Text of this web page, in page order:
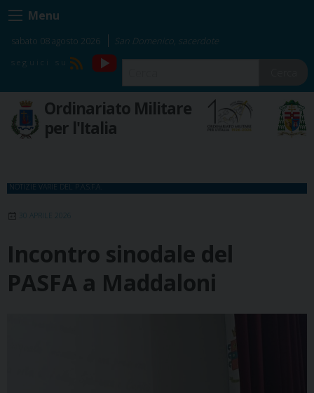
Skip
to
content
Menu
sabato 08 agosto 2026 San Domenico, sacerdote
RSS
YouTube
Ordinariato Militare
per l'Italia
NOTIZIE VARIE DEL P.A.S.F.A.
30 APRILE 2026
Incontro sinodale del
PASFA a Maddaloni